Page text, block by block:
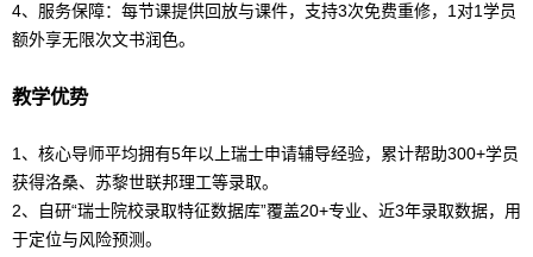
4、服务保障：每节课提供回放与课件，支持3次免费重修，1对1学员
额外享无限次文书润色。
教学优势
1、核心导师平均拥有5年以上瑞士申请辅导经验，累计帮助300+学员
获得洛桑、苏黎世联邦理工等录取。
2、自研“瑞士院校录取特征数据库”覆盖20+专业、近3年录取数据，用
于定位与风险预测。